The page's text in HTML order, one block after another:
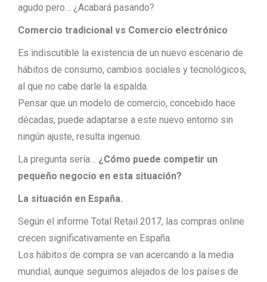
agudo pero… ¿Acabará pasando?
Comercio tradicional vs Comercio electrónico
Es indiscutible la existencia de un nuevo escenario de
hábitos de consumo, cambios sociales y tecnológicos,
al que no cabe darle la espalda.
Pensar que un modelo de comercio, concebido hace
décadas, puede adaptarse a este nuevo entorno sin
ningún ajuste, resulta ingenuo.
La pregunta sería… ¿Cómo puede competir un
pequeño negocio en esta situación?
La situación en España.
Según el informe Total Retail 2017, las compras online
crecen significativamente en España.
Los hábitos de compra se van acercando a la media
mundial, aunque seguimos alejados de los países de